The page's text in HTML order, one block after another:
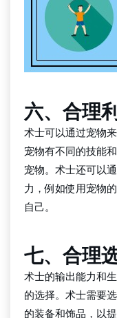
六、合理
术士可以通过宠物
宠物有不同的技能
宠物。术士还可以
力，例如使用宠物
自己。
七、合理
术士的输出能力和
的选择。术士需要
的装备和饰品，以